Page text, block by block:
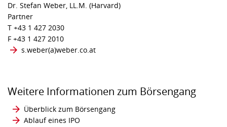
Dr. Stefan Weber, LL.M. (Harvard)
Partner
T +43 1 427 2030
F +43 1 427 2010
s.weber​(a)​weber.co.at
Weitere Informationen zum Börsengang
Überblick zum Börsengang
Ablauf eines IPO